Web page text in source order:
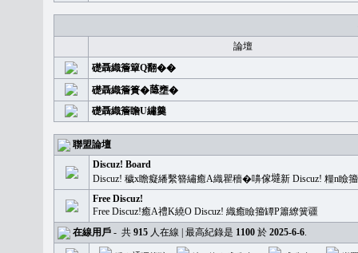
論壇
礎聶織簷簞Q翻��
礎聶織簷簣�𦻕壅�
礎聶織簷瞻U繡羹
聯盟論壇
Discuz! Board
Discuz! 穢x瞻癡繙繫簪繡癒A織瞿穡�嚊傢𡐿新 Discuz! 糧n
Free Discuz!
Free Discuz!癒A禮K繞O Discuz! 織癒瞼籀罈P簫繚簧疆
在線用戶 - 共 915 人在線 | 最高紀錄是 1100 於 2025-6-6.